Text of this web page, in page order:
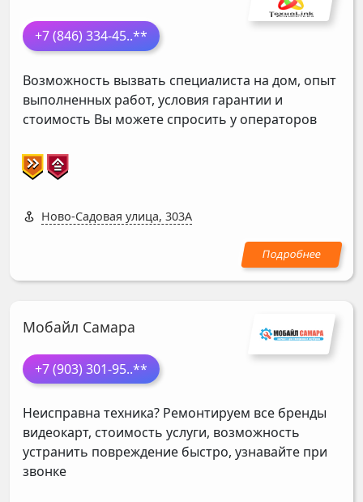
+7 (846) 334-45..**
Возможность вызвать специалиста на дом, опыт
выполненных работ, условия гарантии и
стоимость Вы можете спросить у операторов
Ново-Садовая улица, 303А
Мобайл Самара
+7 (903) 301-95..**
Неисправна техника? Ремонтируем все бренды
видеокарт, стоимость услуги, возможность
устранить повреждение быстро, узнавайте при
звонке